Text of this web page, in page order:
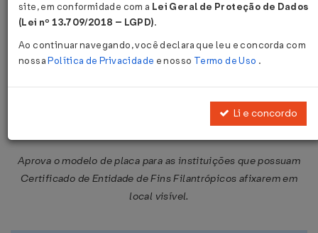
Página Inicial Legislações
Resolução CNAS nº 178 de
Aprova o modelo de placa para as instituições que possuam
Certificado de Entidade de Fins Filantrópicos afixarem em
local visível.
site, em conformidade com a Lei Geral de Proteção de Dados
(Lei nº 13.709/2018 – LGPD).
Ao continuar navegando, você declara que leu e concorda com
nossaPolítica de Privacidade e nosso Termo de Uso .
Li e concordo